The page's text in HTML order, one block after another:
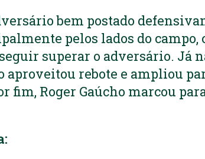
bem postado
pelos lados do campo,
superar o adversário. Já
aproveitou rebote e ampliou
fim, Roger Gaúcho marcou